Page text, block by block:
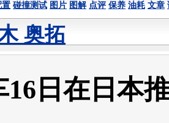
置 碰撞测试 图片 图解 点评 保养 油耗 文章
奥拓
16日在日本